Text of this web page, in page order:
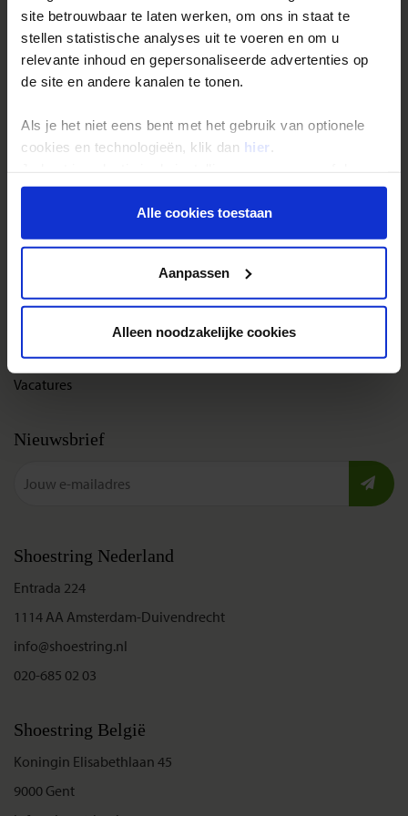
site betrouwbaar te laten werken, om ons in staat te
stellen statistische analyses uit te voeren en om u
relevante inhoud en gepersonaliseerde advertenties op
de site en andere kanalen te tonen.
Als je het niet eens bent met het gebruik van optionele
cookies en technologieën, klik dan hier
onder aan de pagina op elk gewenst moment voor de
toekomst wijzigen.Alle cookies toestaan
Aanpassen
Alleen noodzakelijke cookies
Reisthema's
Groepsreizen
Single reizen
Festivalreizen
Gegarandeerde reizen
Over Shoestring
Privacybeleid
Cookies instellingen
Disclaimer & copyright
Vacatures
Nieuwsbrief
Shoestring Nederland
Entrada 224
1114 AA Amsterdam-Duivendrecht
info@shoestring.nl
020-685 02 03
Shoestring België
Koningin Elisabethlaan 45
9000 Gent